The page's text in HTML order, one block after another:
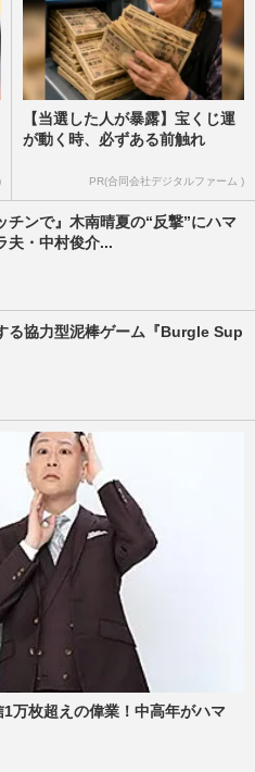
【当選した人が暴露】宝くじ運
が動く時、必ずある前触れ
PR(合同会社デジタルファーム )
チンで』木南晴夏の“反撃”にハマ
夫・中村俊介...
る協力型泥棒ゲーム『Burgle Sup
万枚超えの偉業！中高年がハマ